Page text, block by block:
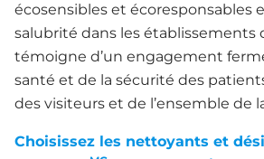
écosensibles et écoresponsables
salubrité dans les établissements
témoigne d’un engagement
santé et de la sécurité des
des visiteurs et de l’ensemble de
Choisissez les nettoyants et